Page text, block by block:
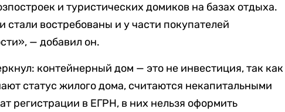
и туристических домиков на базах отдыха.
стали востребованы и у части покупателей
— добавил он.
контейнерный дом — это не инвестиция, так как
статус жилого дома, считаются некапитальными
регистрации в ЕГРН, в них нельзя оформить